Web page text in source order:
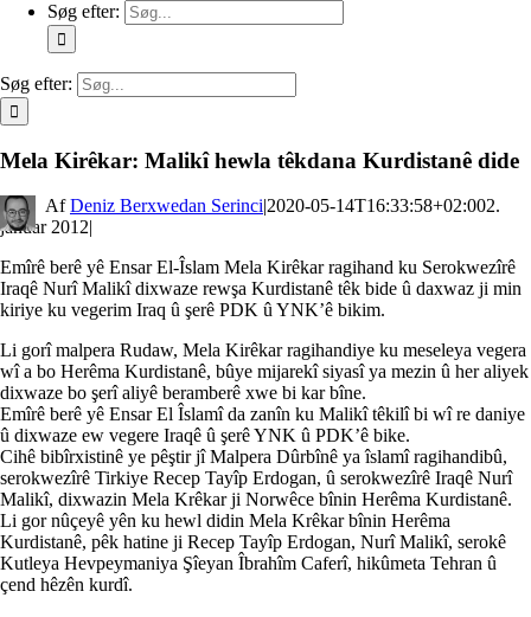
Søg efter:
Søg efter:
Mela Kirêkar: Malikî hewla têkdana Kurdistanê dide
By Deniz Berxwedan Serinci|2020-05-14T16:33:58+02:002.
januar 2012|
Emîrê berê yê Ensar El-Îslam Mela Kirêkar ragihand ku Serokwezîrê
Iraqê Nurî Malikî dixwaze rewşa Kurdistanê têk bide û daxwaz ji min
kiriye ku vegerim Iraq û şerê PDK û YNK’ê bikim.
Li gorî malpera Rudaw, Mela Kirêkar ragihandiye ku meseleya vegera
wî a bo Herêma Kurdistanê, bûye mijarekî siyasî ya mezin û her aliyek
dixwaze bo şerî aliyê beramberê xwe bi kar bîne.
Emîrê berê yê Ensar El Îslamî da zanîn ku Malikî têkilî bi wî re daniye
û dixwaze ew vegere Iraqê û şerê YNK û PDK’ê bike.
Cihê bibîrxistinê ye pêştir jî Malpera Dûrbînê ya îslamî ragihandibû,
serokwezîrê Tirkiye Recep Tayîp Erdogan, û serokwezîrê Iraqê Nurî
Malikî, dixwazin Mela Krêkar ji Norwêce bînin Herêma Kurdistanê.
Li gor nûçeyê yên ku hewl didin Mela Krêkar bînin Herêma
Kurdistanê, pêk hatine ji Recep Tayîp Erdogan, Nurî Malikî, serokê
Kutleya Hevpeymaniya Şîeyan Îbrahîm Caferî, hikûmeta Tehran û
çend hêzên kurdî.